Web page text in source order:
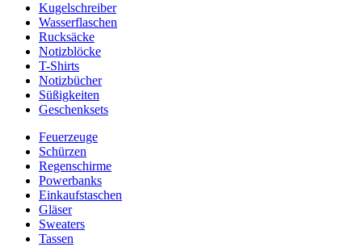
Kugelschreiber
Wasserflaschen
Rucksäcke
Notizblöcke
T-Shirts
Notizbücher
Süßigkeiten
Geschenksets
Feuerzeuge
Schürzen
Regenschirme
Powerbanks
Einkaufstaschen
Gläser
Sweaters
Tassen